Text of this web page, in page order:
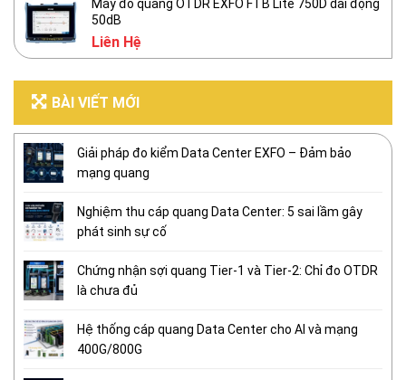
Máy đo quang OTDR EXFO FTB Lite 750D dải động
50dB
Liên Hệ
BÀI VIẾT MỚI
Giải pháp đo kiểm Data Center EXFO – Đảm bảo
mạng quang
Nghiệm thu cáp quang Data Center: 5 sai lầm gây
phát sinh sự cố
Chứng nhận sợi quang Tier-1 và Tier-2: Chỉ đo OTDR
là chưa đủ
Hệ thống cáp quang Data Center cho AI và mạng
400G/800G